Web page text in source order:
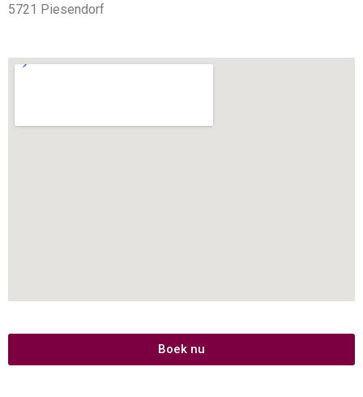
5721 Piesendorf
Boek nu